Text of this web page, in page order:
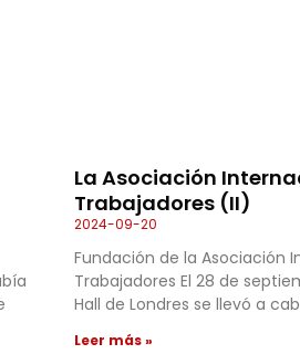
La Asociación
Trabajadores (II)
2024-09-20
Fundación de la Asociación
Trabajadores El 28 de
Hall de Londres se llevó a
Leer más »